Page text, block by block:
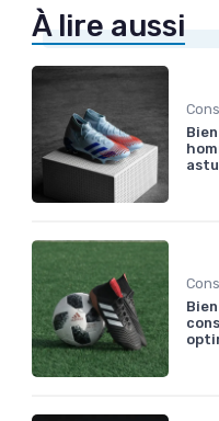
À lire aussi